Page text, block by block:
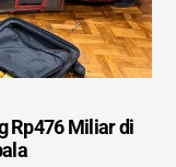
Rp476 Miliar di